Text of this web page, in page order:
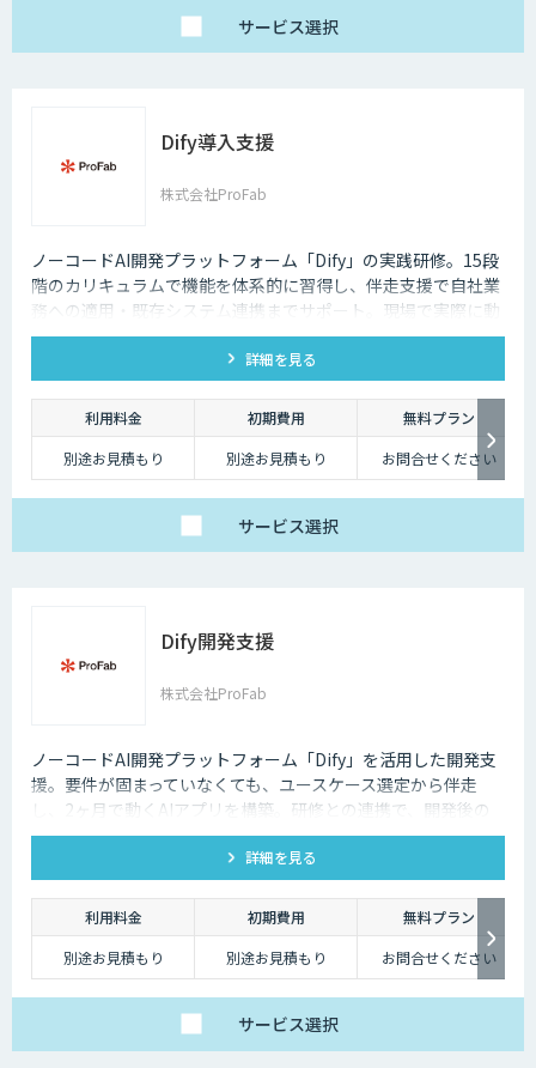
サービス選択
Dify導入支援
株式会社ProFab
ノーコードAI開発プラットフォーム「Dify」の実践研修。15段
階のカリキュラムで機能を体系的に習得し、伴走支援で自社業
務への適用・既存システム連携までサポート。現場で実際に動
くAIツールを自分たちで作れる状態を目指します。
詳細を見る
利用料金 初期費用
無料プラン
別途お見積もり
別途お見積もり お問合せください
サービス選択
Dify開発支援
株式会社ProFab
ノーコードAI開発プラットフォーム「Dify」を活用した開発支
援。要件が固まっていなくても、ユースケース選定から伴走
し、2ヶ月で動くAIアプリを構築。研修との連携で、開発後の
内製化・自走までサポートします。
詳細を見る
利用料金 初期費用
無料プラン
別途お見積もり
別途お見積もり お問合せください
サービス選択